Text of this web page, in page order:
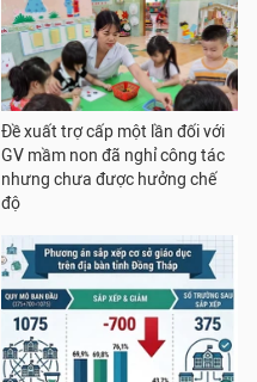
Đề xuất trợ cấp một lần đối với
GV mầm non đã nghỉ công tác
nhưng chưa được hưởng chế
độ